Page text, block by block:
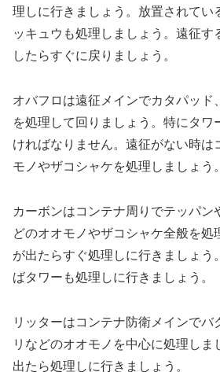
理しに行きましょう。放置されてい
ッキュウも処理しましょう。遠征す
したらすぐに戻りましょう。
オバフロは遠征メインでカタパッド
を処理して回りましょう。特にタワ
ければなりません。遠征がない時は
モノやザコシャケを処理しましょう。
カーボンはコンテナ周りでテッパン
どのオオモノやザコシャケ全般を処
が出たらすぐ処理しに行きましょう
ばタワーも処理しに行きましょう。
リッターはコンテナ防衛メインでバ
リなどのオオモノを中心に処理しま
出たら処理しに行きましょう。